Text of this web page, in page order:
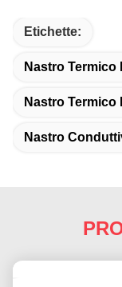
Etichette:
Nastro Termico
Nastro Termico
Nastro